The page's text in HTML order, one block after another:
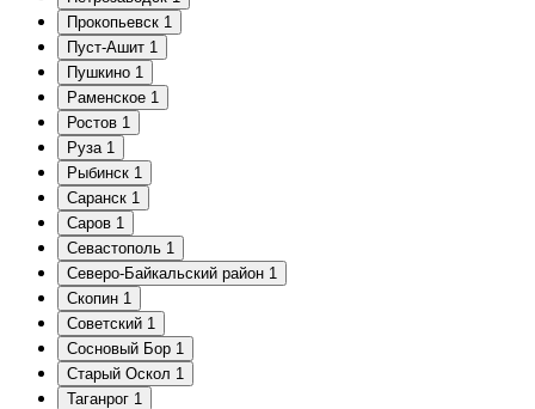
Прокопьевск 1
Пуст-Ашит 1
Пушкино 1
Раменское 1
Ростов 1
Руза 1
Рыбинск 1
Саранск 1
Саров 1
Севастополь 1
Северо-Байкальский район 1
Скопин 1
Советский 1
Сосновый Бор 1
Старый Оскол 1
Таганрог 1